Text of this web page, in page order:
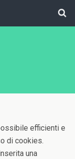
efficienti e
di cookies.
una